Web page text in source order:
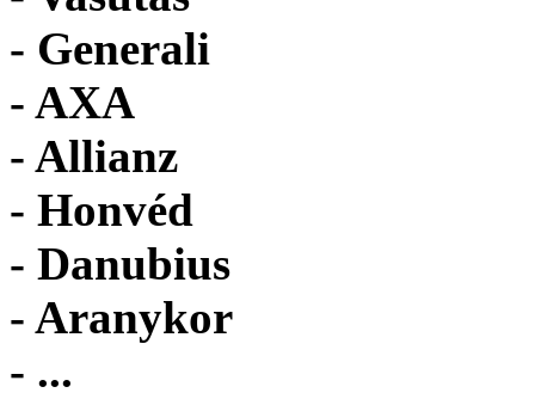
- Generali
- AXA
- Allianz
- Honvéd
- Danubius
- Aranykor
- ...